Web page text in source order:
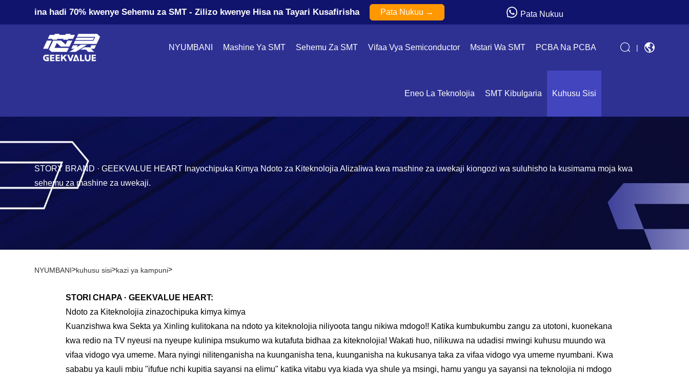
ina hadi 70% kwenye Sehemu za SMT - Zilizo kwenye Hisa na Tayari Kusafirisha Pata Nukuu → Pata Nukuu
NYUMBANI Mashine Ya SMT Sehemu Za SMT Vifaa Vya Semiconductor Mstari Wa SMT PCBA Na PCBA
Eneo La Teknolojia SMT Kibulgaria Kuhusu Sisi
|
STORY BRAND · GEEKVALUE HEART Inayochipuka Kimya Ndoto za Kiteknolojia Alizaliwa kwa mashine za uwekaji kiongozi wa suluhisho la kusimama moja kwa
sehemu za mashine za uwekaji.
NYUMBANI>kuhusu sisi>kazi ya kampuni>
STORI CHAPA · GEEKVALUE HEART:
Ndoto za Kiteknolojia zinazochipuka kimya kimya
Kuanzishwa kwa Sekta ya Xinling kulitokana na ndoto ya kiteknolojia niliyoota tangu nikiwa mdogo!! Katika kumbukumbu zangu za utotoni, kuonekana
kwa redio na TV nyeusi na nyeupe kulinipa msukumo wa kutafuta bidhaa za kiteknolojia! Wakati huo, nilikuwa na udadisi mwingi kuhusu muundo wa
vifaa vidogo vya umeme. Mara nyingi nilitenganisha na kuunganisha tena, kuunganisha na kukusanya taka za vifaa vidogo vya umeme nyumbani. Kwa
sababu ya kauli mbiu "ifufue nchi kupitia sayansi na elimu" katika vitabu vya kiada vya shule ya msingi, hamu yangu ya sayansi na teknolojia ni mdogo